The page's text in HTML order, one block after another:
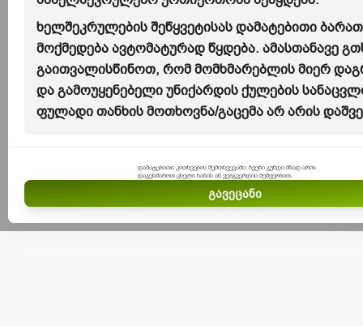
ხელშეკრულების შეწყვეტისას დამატებითი
მოქმედება ავტომატურად წყდება. ამასთანავე
გაითვალისწინოთ, რომ მომხმარებლის მიერ
და გამოუყენებელი უნიქარდის ქულების
ფულადი თანხის მოთხოვნა/გაცემა არ არის
დამატებითი კითხვების შემთხვევაში: ჩვენი გუნდი მზად არის
დაგეხმაროთ ცხელი ხაზის ან ვებგვერდის მეშვეობით.
გავეცანი